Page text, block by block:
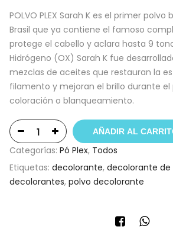
POLVO PLEX Sarah K es el primer
Brasil que ya contiene el famoso
protege el cabello y aclara hasta 9
Hidrógeno (OX) Sarah K fue
mezclas de aceites que restauran la
filamento y mejoran el brillo durante el
coloración o blanqueamiento.
AÑADIR AL
Categorías: Pó Plex, Todos
Etiquetas: decolorante, decolorante de
decolorantes, polvo decolorante